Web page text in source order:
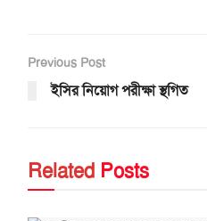
Previous Post
ইসির নিয়োগ পরীক্ষা স্থগিত
RelatedPosts